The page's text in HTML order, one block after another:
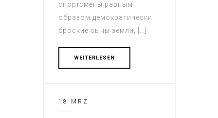
спортсмены равным
образом демократически
броские сыны земли, […]
WEITERLESEN
18 MRZ